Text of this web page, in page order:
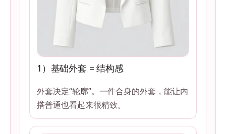
1）基础外套 = 结构感
外套决定“轮廓”。一件合身的外套，能让内
搭普通也看起来很精致。